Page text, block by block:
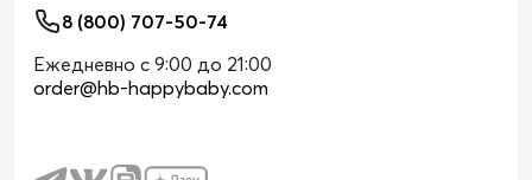
8 (800) 707-50-74
Ежедневно с 9:00 до 21:00
order@hb-happybaby.com